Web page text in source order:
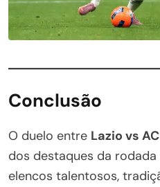
Conclusão
O duelo entre Lazio vs
dos destaques da rodada
elencos talentosos,